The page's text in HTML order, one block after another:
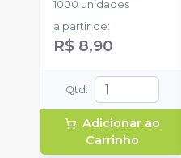
1000 unidades
a partir de:
R$ 8,90
Qtd :
Adicionar ao
Carrinho